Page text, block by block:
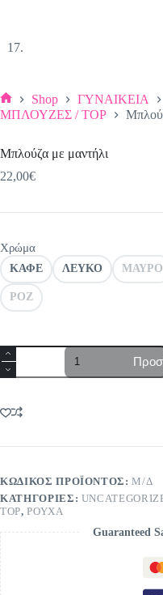
Αρχική
Shop ΓΥΝΑΙΚΕΙΑ
ΜΠΛΟΥΖΕΣ / TOP
Μπλούζα με μαντήλι
22,00€
Χρώμα
ΚΑΦΕ ΛΕΥΚΟ ΜΑΥΡΟ
ΡΟΖ
Μπλούζα
με
μαντήλι
ΚΩΔΙΚΌΣ ΠΡΟΪΌΝΤΟΣ:Μ/Δ
ΚΑΤΗΓΟΡΊΕΣ:
TOP,ΡΟΥΧΑ
Guaranteed